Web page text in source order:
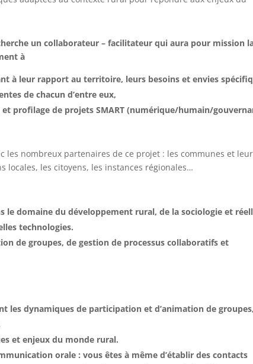
un collaborateur – facilitateur qui aura pour mission
à
à leur rapport au territoire, leurs besoins et envies
de chacun d’entre eux,
profilage de projets SMART (numérique/humain/
les nombreux partenaires de ce projet : les communes et
locales, les citoyens, les instances régionales…
domaine du développement rural, de la sociologie et
technologies.
de groupes, de gestion de processus collaboratifs et
les dynamiques de participation et d’animation de
et enjeux du monde rural.
orale : vous êtes à même d’établir des contacts